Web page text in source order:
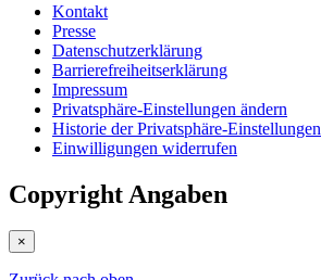
Kontakt
Presse
Datenschutz­erklärung
Barrierefreiheitserklärung
Impressum
Privatsphäre-Einstellungen ändern
Historie der Privatsphäre-Einstellungen
Einwilligungen widerrufen
Copyright Angaben
×